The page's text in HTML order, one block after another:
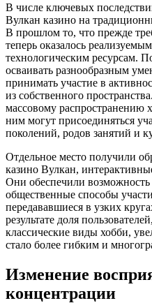
В числе ключевых
Вулкан казино на
В прошлом то, что прежде
теперь оказалось
технологическим ресурсам.
осваивать разнообразным
принимать участие в
из собственного
массовому
ним могут присоединяться
поколений, родов занятий и
Отдельное место получили
казино Вулкан,
Они обеспечили
общественные способы
передававшиеся в узких
результате доля
классические виды хобби,
стало более гибким и
Изменение
концентрации